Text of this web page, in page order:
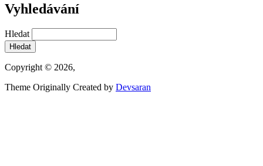
Vyhledávání
Hledat
Copyright © 2026,
Theme Originally Created by Devsaran